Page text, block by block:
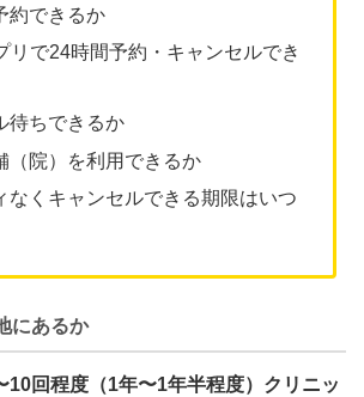
約できるか
リで24時間予約・キャンセルでき
待ちできるか
（院）を利用できるか
なくキャンセルできる期限はいつ
にあるか
10回程度（1年〜1年半程度）クリニッ